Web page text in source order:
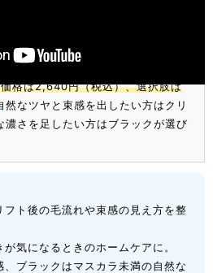
する商品ではなく、清潔なまつ毛に
える化粧品です。
格は2,640円（税込）、選択肢は
然なツヤと束感を出したい方はクリ
濃さを足したい方はブラックが選び
フト後の毛流れや束感の見え方を整
気になるときのホームケアに。
ブラックはマスカラ未満の自然な